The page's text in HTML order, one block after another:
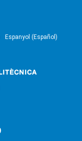
Espanyol (Español)